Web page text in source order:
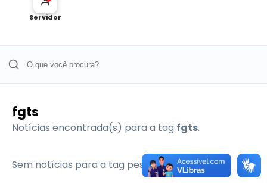
Servidor
fgts
Notícias encontrada(s) para a tag fgts.
Sem notícias para a tag pesquisada